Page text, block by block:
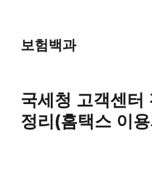
보험백과
국세청 고객센터
정리(홈택스 이